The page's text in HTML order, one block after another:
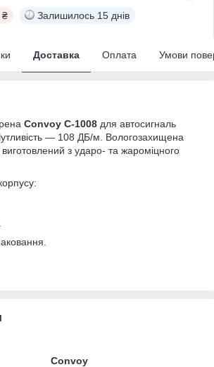
₴ Залишилось 15 днів
Доставка Оплата Умови
Convoy C-1008 для автосигналь
— 108 ДБ/м. Вологозахищена
виготовлений з ударо- та жароміцного
Convoy